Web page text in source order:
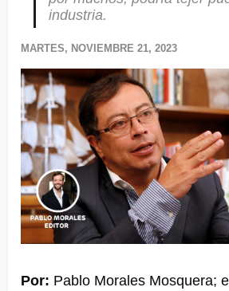
industria.
MARTES, NOVIEMBRE 21, 2023
Por: Pablo Morales Mosquera;